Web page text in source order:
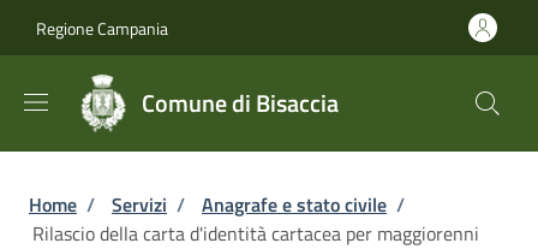
Regione Campania
Comune di Bisaccia
Briciole di pane
Home / Servizi / Anagrafe e stato civile /
Rilascio della carta d'identità cartacea per maggiorenni